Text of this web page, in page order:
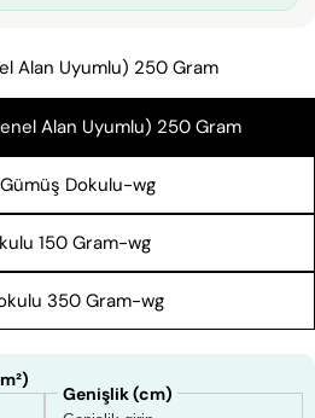
Alan Uyumlu) 250 Gram
Alan Uyumlu) 250 Gram
Dokulu-wg
150 Gram-wg
350 Gram-wg
Genişlik (cm)